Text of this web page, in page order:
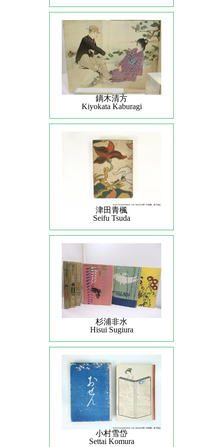
鏑木清方
Kiyokata Kaburagi
津田青楓
Seifu Tsuda
杉浦非水
Hisui Sugiura
小村雪岱
Settai Komura